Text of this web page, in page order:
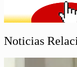
Noticias